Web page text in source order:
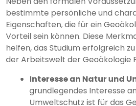
bestimmte persönliche und
Eigenschaften, die für ein
Vorteil sein können. Diese
helfen, das Studium erfolgreich
der Arbeitswelt der Geoökologie
Interesse an Natur und
grundlegendes Interesse
Umweltschutz ist für das